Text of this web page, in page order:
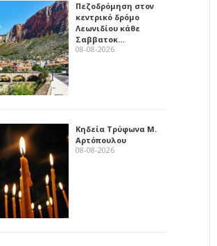
Πεζοδρόμηση στον
κεντρικό δρόμο
Λεωνιδίου κάθε
Σαββατοκ…
08-08-2026
Κηδεία Τρύφωνα Μ.
Αρτόπουλου
08-08-2026